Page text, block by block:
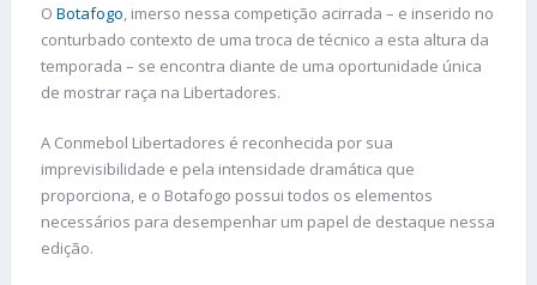
O Botafogo, imerso nessa competição acirrada – e inserido no
conturbado contexto de uma troca de técnico a esta altura da
temporada – se encontra diante de uma oportunidade única
de mostrar raça na Libertadores.
A Conmebol Libertadores é reconhecida por sua
imprevisibilidade e pela intensidade dramática que
proporciona, e o Botafogo possui todos os elementos
necessários para desempenhar um papel de destaque nessa
edição.